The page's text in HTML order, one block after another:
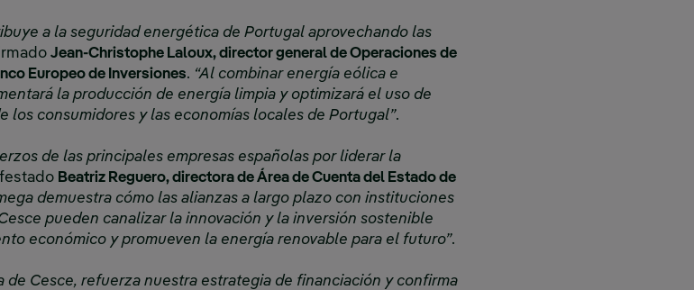
a la seguridad energética de Portugal aprovechando las
Jean-Christophe Laloux, director general de Operaciones de
Europeo de Inversiones. “Al combinar energía eólica e
la producción de energía limpia y optimizará el uso de
consumidores y las economías locales de Portugal”.
de las principales empresas españolas por liderar la
Beatriz Reguero, directora de Área de Cuenta del Estado de
demuestra cómo las alianzas a largo plazo con instituciones
pueden canalizar la innovación y la inversión sostenible
económico y promueven la energía renovable para el futuro”.
de Cesce, refuerza nuestra estrategia de financiación y confirma